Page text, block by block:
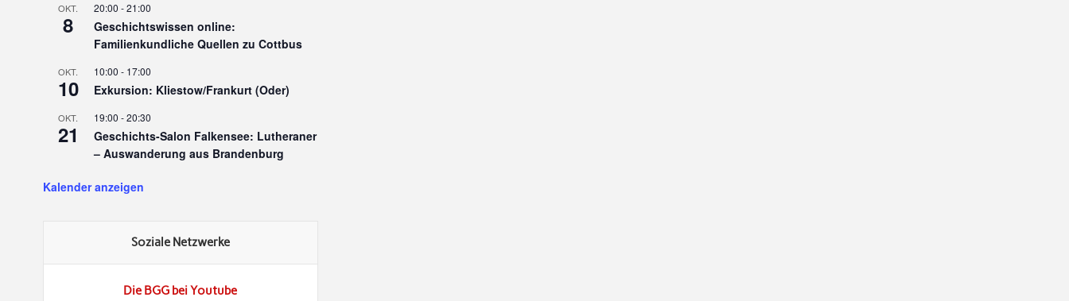
OKT.
8
20:00 -21:00
Geschichtswissen online:
Familienkundliche Quellen zu Cottbus
OKT.
10
10:00 - 17:00
Exkursion: Kliestow/Frankurt (Oder)
OKT.
21
19:00 -20:30
Geschichts-Salon Falkensee: Lutheraner
– Auswanderung aus Brandenburg
Kalender anzeigen
Soziale Netzwerke
Die BGG bei Youtube